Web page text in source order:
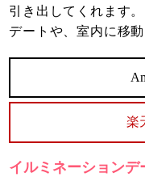
引き出してくれます
デートや、室内に移
楽
イルミネーションデ